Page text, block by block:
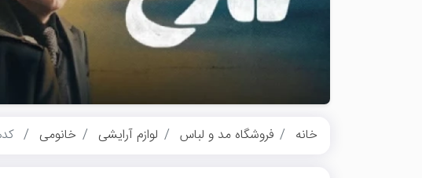
خانه فروشگاه مد و لباس لوازم آرایشی خانومی